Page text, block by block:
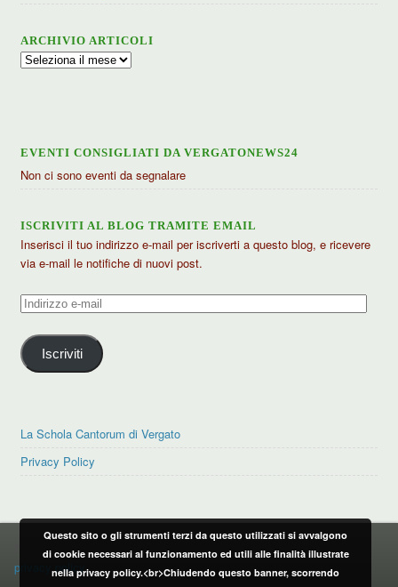
ARCHIVIO ARTICOLI
Archivio
EVENTI CONSIGLIATI DA VERGATONEWS24
Non ci sono eventi da segnalare
ISCRIVITI AL BLOG TRAMITE EMAIL
Inserisci il tuo indirizzo e-mail per iscriverti a questo blog, e ricevere
via e-mail le notifiche di nuovi post.
Indirizzo
mail
Iscriviti
La Schola Cantorum di Vergato
Privacy Policy
PRIVACY POLICY
privacy policy
Questo sito o gli strumenti terzi da questo utilizzati si avvalgono
di cookie necessari al funzionamento ed utili alle finalità illustrate
nella privacy policy.<br>Chiudendo questo banner, scorrendo